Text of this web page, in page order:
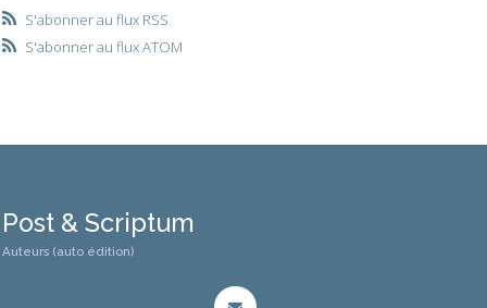
S'abonner au flux RSS
S'abonner au flux ATOM
Post & Scriptum
Auteurs (auto édition)